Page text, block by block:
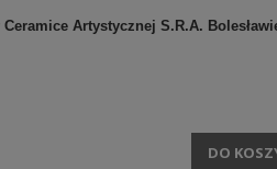
Artystycznej S.R.A.
DO